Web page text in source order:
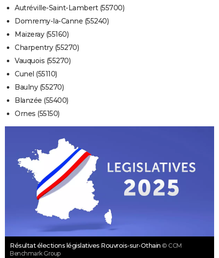
Autréville-Saint-Lambert (55700)
Domremy-la-Canne (55240)
Maizeray (55160)
Charpentry (55270)
Vauquois (55270)
Cunel (55110)
Baulny (55270)
Blanzée (55400)
Ornes (55150)
Résultat élections législatives Rouvrois-sur-Othain © CCM
Benchmark Group